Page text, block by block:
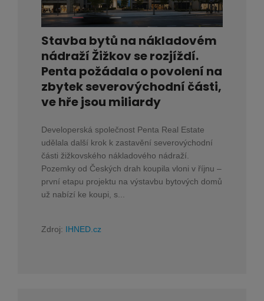
Stavba bytů na nákladovém
nádraží Žižkov se rozjíždí.
Penta požádala o povolení na
zbytek severovýchodní části,
ve hře jsou miliardy
Developerská společnost Penta Real Estate
udělala další krok k zastavění severovýchodní
části žižkovského nákladového nádraží.
Pozemky od Českých drah koupila vloni v říjnu –
první etapu projektu na výstavbu bytových domů
už nabízí ke koupi, s...
Zdroj: IHNED.cz